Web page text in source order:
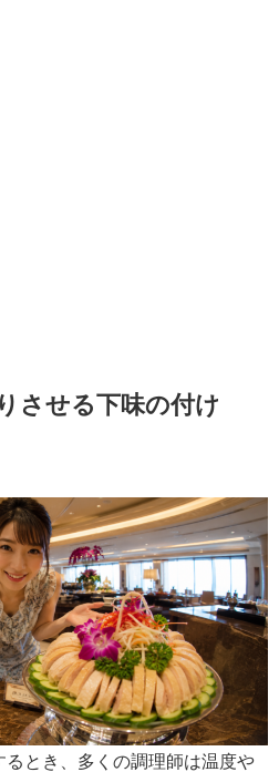
させる下味の付け
とき、多くの調理師は温度や